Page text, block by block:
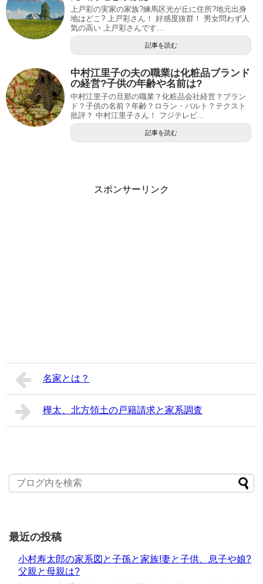
上戸彩の実家の家族?練馬区光が丘に住所?地元出身
地はどこ? 上戸彩さん！ 好感度抜群！ 男女問わず人
気の高い 上戸彩さんです...
記事を読む
中村江里子の夫の職業は化粧品ブランド
の経営?子供の年齢や名前は?
中村江里子の旦那の職業？化粧品会社経営？ブラン
ド？子供の名前？年齢？ロラン・バルト？テクスト
批評？ 中村江里子さん！ フジテレビ...
記事を読む
スポンサーリンク
名家とは？
樺太、北方領土の戸籍請求と家系調査
最近の投稿
小村寿太郎の家系図と子孫と家族!妻と子供、息子や娘?
父親と母親は?